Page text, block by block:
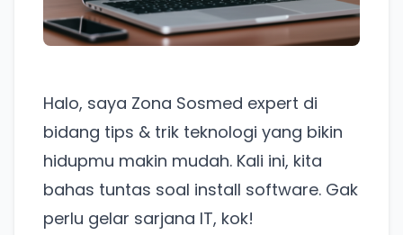
Halo, saya Zona Sosmed expert di
bidang tips & trik teknologi yang bikin
hidupmu makin mudah. Kali ini, kita
bahas tuntas soal install software. Gak
perlu gelar sarjana IT, kok!